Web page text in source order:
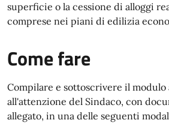
superficie o la cessione di alloggi
comprese nei piani di edilizia
Come fare
Compilare e sottoscrivere il
all'attenzione del Sindaco, con
allegato, in una delle seguenti